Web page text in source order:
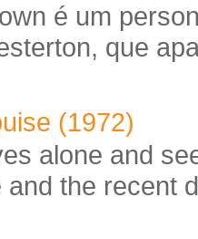
é um
que
(1972)
alone and
and the recent